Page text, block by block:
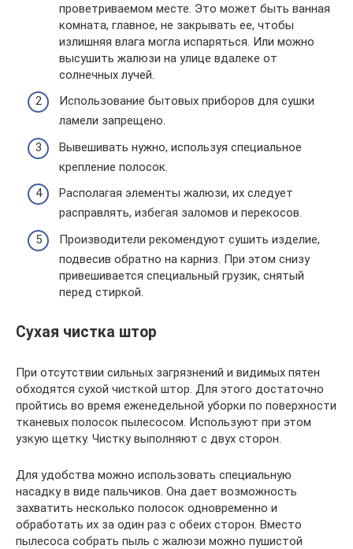
проветриваемом месте. Это может быть ванная
комната, главное, не закрывать ее, чтобы
излишняя влага могла испаряться. Или можно
высушить жалюзи на улице вдалеке от
солнечных лучей.
Использование бытовых приборов для сушки
ламели запрещено.
Вывешивать нужно, используя специальное
крепление полосок.
Располагая элементы жалюзи, их следует
расправлять, избегая заломов и перекосов.
Производители рекомендуют сушить изделие,
подвесив обратно на карниз. При этом снизу
привешивается специальный грузик, снятый
перед стиркой.
Сухая чистка штор
При отсутствии сильных загрязнений и видимых пятен
обходятся сухой чисткой штор. Для этого достаточно
пройтись во время еженедельной уборки по поверхности
тканевых полосок пылесосом. Используют при этом
узкую щетку. Чистку выполняют с двух сторон.
Для удобства можно использовать специальную
насадку в виде пальчиков. Она дает возможность
захватить несколько полосок одновременно и
обработать их за один раз с обеих сторон. Вместо
пылесоса собрать пыль с жалюзи можно пушистой